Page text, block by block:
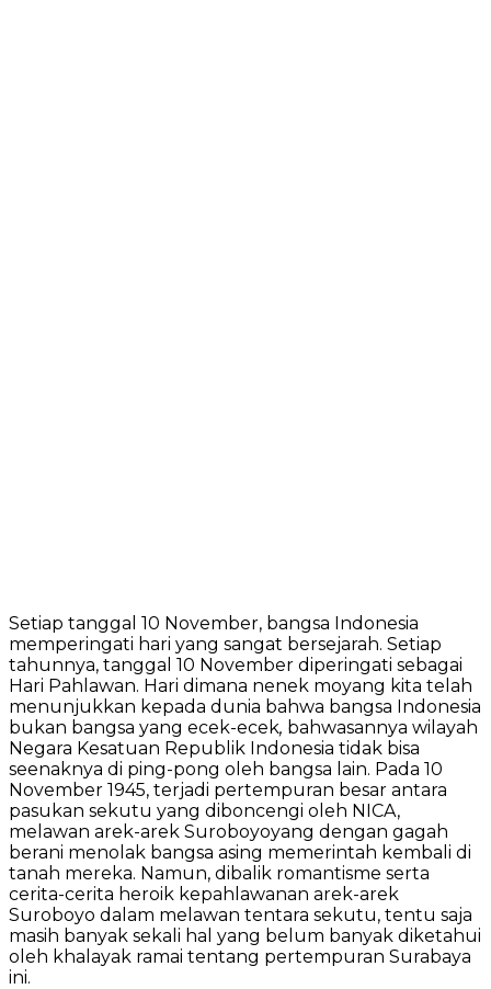
Setiap tanggal 10 November, bangsa Indonesia
memperingati hari yang sangat bersejarah. Setiap
tahunnya, tanggal 10 November diperingati sebagai
Hari Pahlawan. Hari dimana nenek moyang kita telah
menunjukkan kepada dunia bahwa bangsa Indonesia
bukan bangsa yang ecek-ecek, bahwasannya wilayah
Negara Kesatuan Republik Indonesia tidak bisa
seenaknya di ping-pong oleh bangsa lain. Pada 10
November 1945, terjadi pertempuran besar antara
pasukan sekutu yang diboncengi oleh NICA,
melawan arek-arek Suroboyoyang dengan gagah
berani menolak bangsa asing memerintah kembali di
tanah mereka. Namun, dibalik romantisme serta
cerita-cerita heroik kepahlawanan arek-arek
Suroboyo dalam melawan tentara sekutu, tentu saja
masih banyak sekali hal yang belum banyak diketahui
oleh khalayak ramai tentang pertempuran Surabaya
ini.